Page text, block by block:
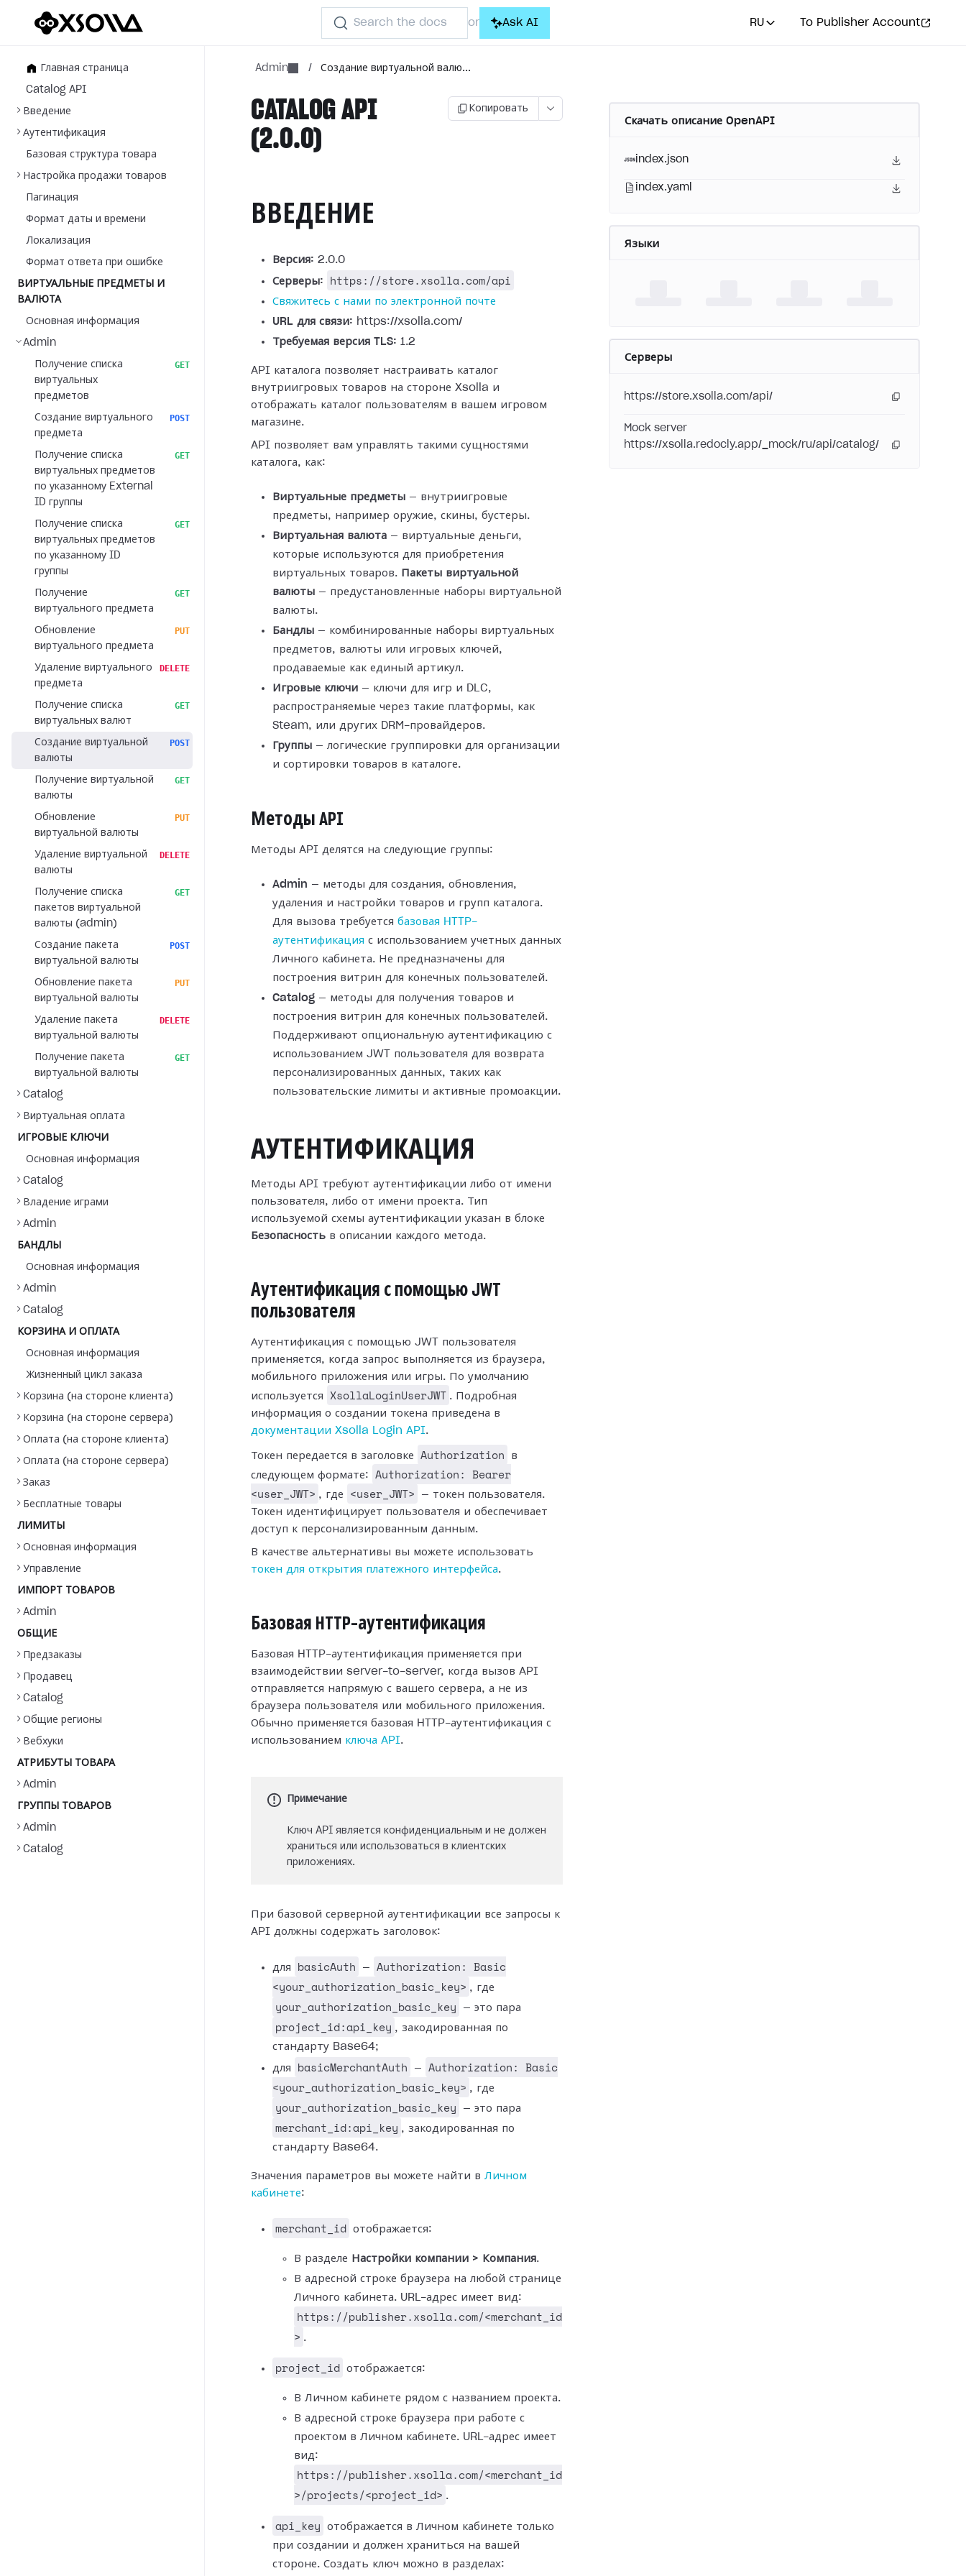
Search the docs or Ask AI RU To Publisher Account
Главная страница
Catalog API
Введение
Аутентификация
Базовая структура товара
Настройка продажи товаров
Пагинация
Формат даты и времени
Локализация
Формат ответа при ошибке
ВИРТУАЛЬНЫЕ ПРЕДМЕТЫ И
ВАЛЮТА
Основная информация
Admin
Получение списка
виртуальных
предметов
GET
Создание виртуального
предмета
POST
Получение списка
виртуальных предметов
по указанному External
ID группы
GET
Получение списка
виртуальных предметов
по указанному ID
группы
GET
Получение
виртуального предмета
GET
Обновление
виртуального предмета
PUT
Удаление виртуального
предмета
DELETE
Получение списка
виртуальных валют
GET
Создание виртуальной
валюты
POST
Получение виртуальной
валюты
GET
Обновление
виртуальной валюты
PUT
Удаление виртуальной
валюты
DELETE
Получение списка
пакетов виртуальной
валюты (admin)
GET
Создание пакета
виртуальной валюты
POST
Обновление пакета
виртуальной валюты
PUT
Удаление пакета
виртуальной валюты
DELETE
Получение пакета
виртуальной валюты
GET
Catalog
Виртуальная оплата
ИГРОВЫЕ КЛЮЧИ
Основная информация
Catalog
Владение играми
Admin
БАНДЛЫ
Основная информация
Admin
Catalog
КОРЗИНА И ОПЛАТА
Основная информация
Жизненный цикл заказа
Корзина (на стороне клиента)
Корзина (на стороне сервера)
Оплата (на стороне клиента)
Оплата (на стороне сервера)
Заказ
Бесплатные товары
ЛИМИТЫ
Основная информация
Управление
ИМПОРТ ТОВАРОВ
Admin
ОБЩИЕ
Предзаказы
Продавец
Catalog
Общие регионы
Вебхуки
АТРИБУТЫ ТОВАРА
Admin
ГРУППЫ ТОВАРОВ
Admin
Catalog
Admin / Создание виртуальной валю...
CATALOG API
(2.0.0)
Копировать
ВВЕДЕНИЕ
Версия: 2.0.0
Серверы:
https://store.xsolla.com/api
Свяжитесь с нами по электронной почте
URL для связи: https://xsolla.com/
Требуемая версия TLS: 1.2
API каталога позволяет настраивать каталог
внутриигровых товаров на стороне Xsolla и
отображать каталог пользователям в вашем игровом
магазине.
API позволяет вам управлять такими сущностями
каталога, как:
Виртуальные предметы — внутриигровые
предметы, например оружие, скины, бустеры.
Виртуальная валюта — виртуальные деньги,
которые используются для приобретения
виртуальных товаров. Пакеты виртуальной
валюты — предустановленные наборы виртуальной
валюты.
Бандлы — комбинированные наборы виртуальных
предметов, валюты или игровых ключей,
продаваемые как единый артикул.
Игровые ключи — ключи для игр и DLC,
распространяемые через такие платформы, как
Steam, или других DRM-провайдеров.
Группы — логические группировки для организации
и сортировки товаров в каталоге.
Методы API
Методы API делятся на следующие группы:
Admin — методы для создания, обновления,
удаления и настройки товаров и групп каталога.
Для вызова требуется базовая HTTP-
аутентификация с использованием учетных данных
Личного кабинета. Не предназначены для
построения витрин для конечных пользователей.
Catalog — методы для получения товаров и
построения витрин для конечных пользователей.
Поддерживают опциональную аутентификацию с
использованием JWT пользователя для возврата
персонализированных данных, таких как
пользовательские лимиты и активные промоакции.
АУТЕНТИФИКАЦИЯ
Методы API требуют аутентификации либо от имени
пользователя, либо от имени проекта. Тип
используемой схемы аутентификации указан в блоке
Безопасность в описании каждого метода.
Аутентификация с помощью JWT
пользователя
Аутентификация с помощью JWT пользователя
применяется, когда запрос выполняется из браузера,
мобильного приложения или игры. По умолчанию
используется
XsollaLoginUserJWT . Подробная
информация о создании токена приведена в
документации Xsolla Login API.
Токен передается в заголовке Authorization
в
следующем формате:
Authorization: Bearer
<user_JWT> , где <user_JWT>
— токен пользователя.
Токен идентифицирует пользователя и обеспечивает
доступ к персонализированным данным.
В качестве альтернативы вы можете использовать
токен для открытия платежного интерфейса.
Базовая HTTP-аутентификация
Базовая HTTP-аутентификация применяется при
взаимодействии server-to-server, когда вызов API
отправляется напрямую с вашего сервера, а не из
браузера пользователя или мобильного приложения.
Обычно применяется базовая HTTP-аутентификация с
использованием ключа API.
Примечание
Ключ API является конфиденциальным и не должен
храниться или использоваться в клиентских
приложениях.
При базовой серверной аутентификации все запросы к
API должны содержать заголовок:
для basicAuth —
Authorization: Basic
<your_authorization_basic_key> , где
your_authorization_basic_key — это пара
project_id:api_key , закодированная по
стандарту Base64;
для
basicMerchantAuth —
Authorization: Basic
<your_authorization_basic_key> , где
your_authorization_basic_key — это пара
merchant_id:api_key , закодированная по
стандарту Base64.
Значения параметров вы можете найти в Личном
кабинете:
merchant_id отображается:
В разделе Настройки компании > Компания.
В адресной строке браузера на любой странице
Личного кабинета. URL-адрес имеет вид:
https://publisher.xsolla.com/<merchant_id
> .
project_id отображается:
В Личном кабинете рядом с названием проекта.
В адресной строке браузера при работе с
проектом в Личном кабинете. URL-адрес имеет
вид:
https://publisher.xsolla.com/<merchant_id
>/projects/<project_id> .
api_key
отображается в Личном кабинете только
при создании и должен храниться на вашей
стороне. Создать ключ можно в разделах:
Скачать описание OpenAPI
index.json
index.yaml
Языки
Серверы
https://store.xsolla.com/api/
Mock server
https://xsolla.redocly.app/_mock/ru/api/catalog/